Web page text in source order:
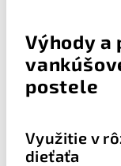
Výhody
postele
Využitie v
dieťaťa